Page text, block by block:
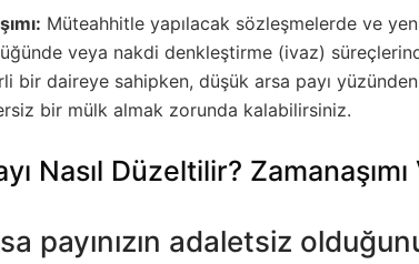
Müteahhitle yapılacak sözleşmelerde ve
veya nakdi denkleştirme (ivaz)
bir daireye sahipken, düşük arsa payı
bir mülk almak zorunda kalabilirsiniz.
Nasıl Düzeltilir? Zamanaşımı
payınızın adaletsiz